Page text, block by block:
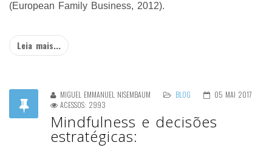
(European Family Business, 2012).
Leia mais...
MIGUEL EMMANUEL NISEMBAUM BLOG
05 MAI 2017
ACESSOS: 2993
Mindfulness e decisões
estratégicas: